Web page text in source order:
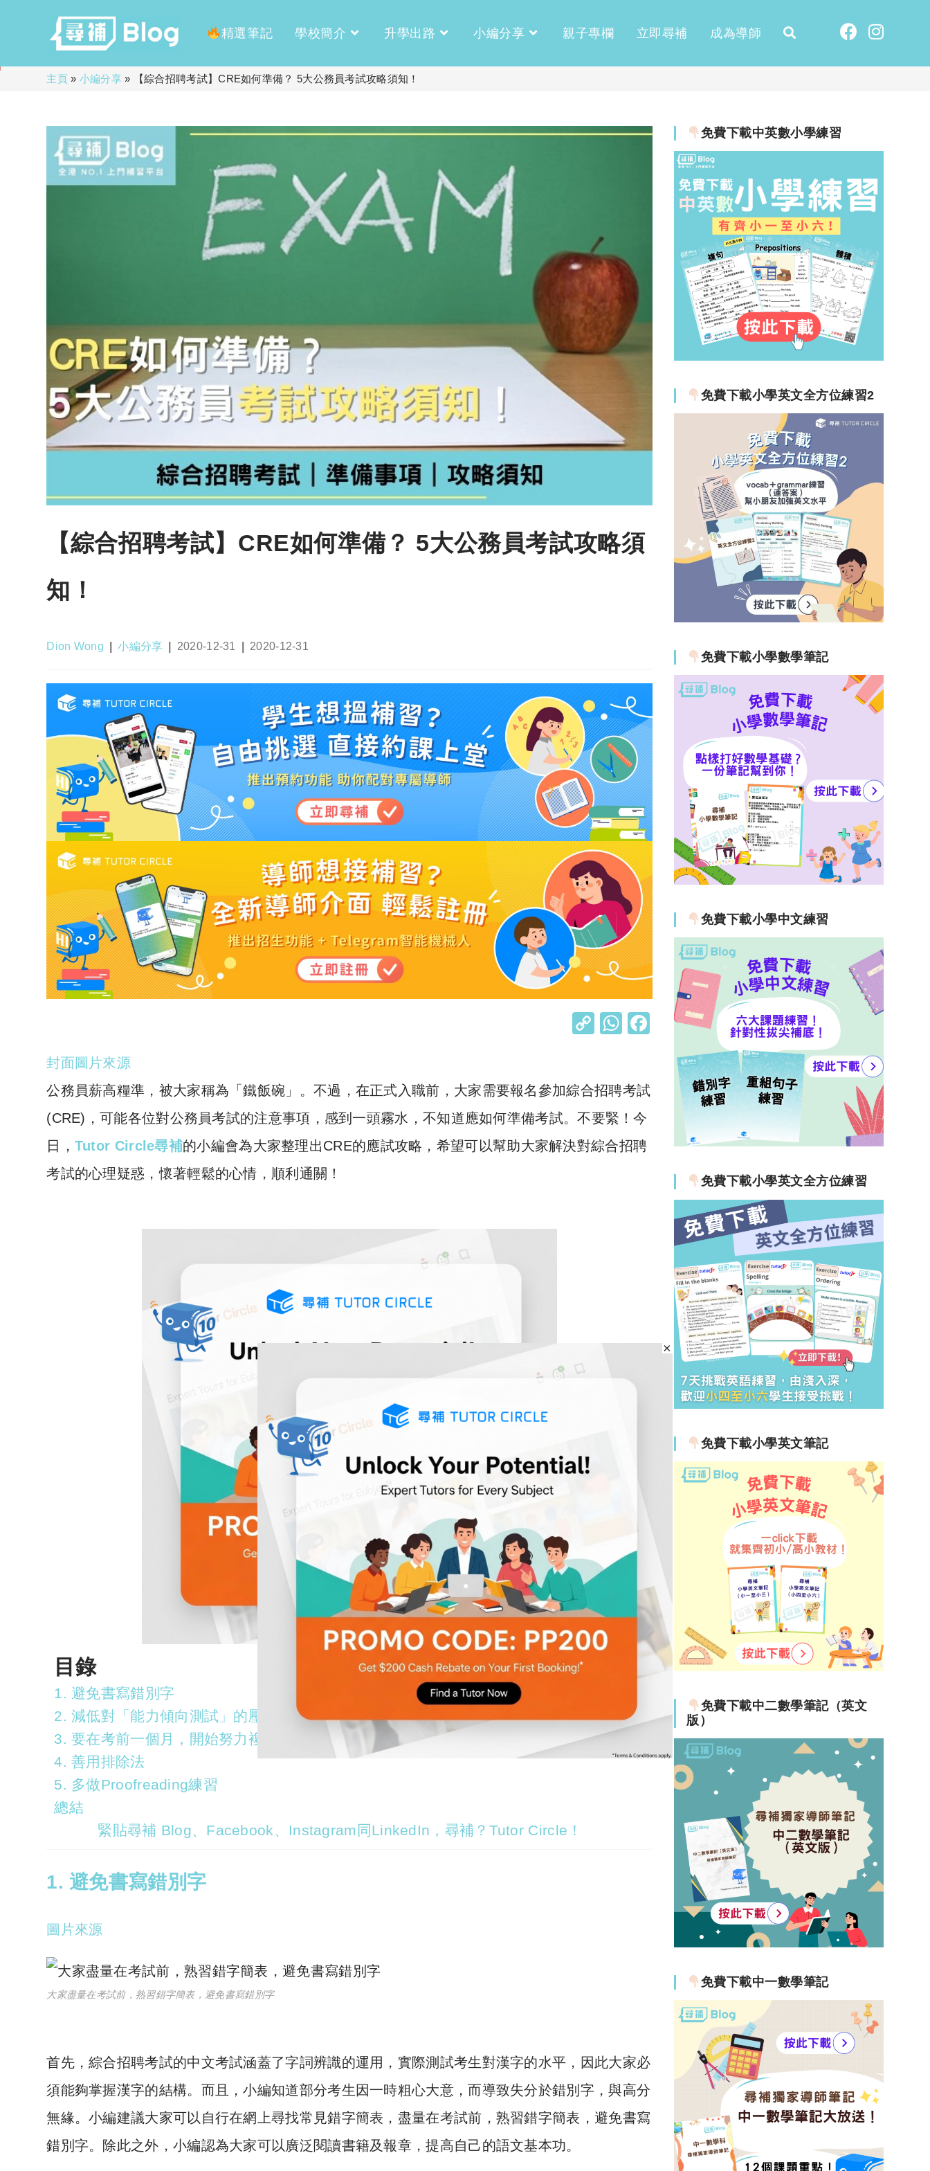
精選筆記 學校簡介 升學出路 小編分享 親子專欄 立即尋補 成為導師
主頁» 小編分享» 【綜合招聘考試】CRE如何準備？ 5大公務員考試攻略須知！
【綜合招聘考試】CRE如何準備？ 5大公務員考試攻略須
知！
Post
Dion Wong
Post
小編分享
Post
2020-12-31
Post
2020-12-31
C
y
Li
n
k
W
s
A
p
p
封面圖片來源
公務員薪高糧準，被大家稱為「鐵飯碗」。不過，在正式入職前，大家需要報名參加綜合招聘考試
(CRE)，可能各位對公務員考試的注意事項，感到一頭霧水，不知道應如何準備考試。不要緊！今
日， Tutor Circle尋補的小編會為大家整理出CRE的應試攻略，希望可以幫助大家解決對綜合招聘
考試的心理疑惑，懷著輕鬆的心情，順利通關！
目錄
1. 避免書寫錯別字
2. 減低對「能力傾向測試」的壓力
3. 要在考前一個月，開始努力複習
4. 善用排除法
5. 多做Proofreading練習
總結
緊貼尋補 Blog、Facebook、Instagram同LinkedIn，尋補？Tutor Circle！
1. 避免書寫錯別字
圖片來源
大家盡量在考試前，熟習錯字簡表，避免書寫錯別字
首先，綜合招聘考試的中文考試涵蓋了字詞辨識的運用，實際測試考生對漢字的水平，因此大家必
須能夠掌握漢字的結構。而且，小編知道部分考生因一時粗心大意，而導致失分於錯別字，與高分
無緣。小編建議大家可以自行在網上尋找常見錯字簡表，盡量在考試前，熟習錯字簡表，避免書寫
錯別字。除此之外，小編認為大家可以廣泛閱讀書籍及報章，提高自己的語文基本功。
免費下載中英數小學練習
免費下載小學英文全方位練習2
免費下載小學數學筆記
免費下載小學中文練習
免費下載小學英文全方位練習
免費下載小學英文筆記
免費下載中二數學筆記（英文
版）
免費下載中一數學筆記